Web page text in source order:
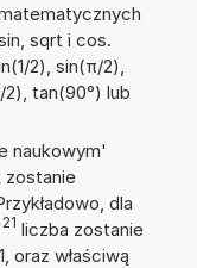
sqrt i cos.
2), sin(π/2),
tan(90°) lub
naukowym'
zostanie
dla
21 liczba zostanie
oraz właściwą